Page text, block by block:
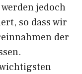
jedoch
so dass wir
der